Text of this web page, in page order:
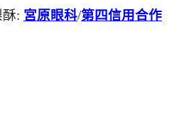
: 宮原眼科/第四信用合作